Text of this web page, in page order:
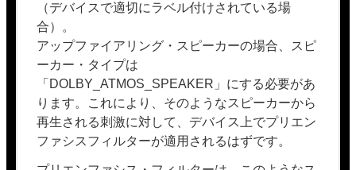
（デバイスで適切にラベル付けされている場
合）。
アップファイアリング・スピーカーの場合、スピ
ーカー・タイプは
「DOLBY_ATMOS_SPEAKER」にする必要があ
ります。これにより、そのようなスピーカーから
再生される刺激に対して、デバイス上でプリエン
ファシスフィルターが適用されるはずです。